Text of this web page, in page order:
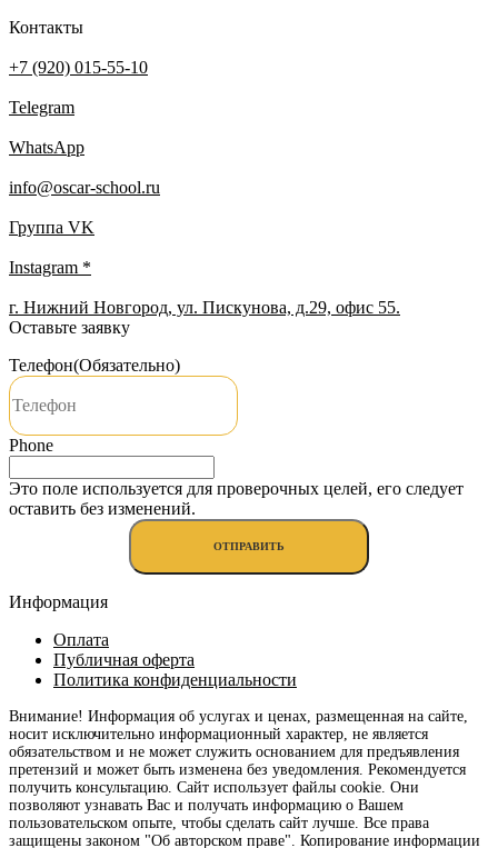
Контакты
+7 (920) 015-55-10
Telegram
WhatsApp
info@oscar-school.ru
Группа VK
Instagram *
г. Нижний Новгород, ул. Пискунова, д.29, офис 55.
Оставьте заявку
Телефон(Обязательно)
Phone
Это поле используется для проверочных целей, его следует
оставить без изменений.
Информация
Оплата
Публичная оферта
Политика конфиденциальности
Внимание! Информация об услугах и ценах, размещенная на сайте,
носит исключительно информационный характер, не является
обязательством и не может служить основанием для предъявления
претензий и может быть изменена без уведомления. Рекомендуется
получить консультацию. Сайт использует файлы cookie. Они
позволяют узнавать Вас и получать информацию о Вашем
пользовательском опыте, чтобы сделать сайт лучше. Все права
защищены законом "Об авторском праве". Копирование информации